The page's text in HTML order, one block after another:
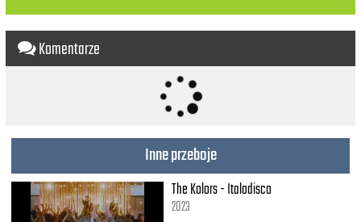
After a hurricane
Comes a rainbow
Maybe the reason why
Your heart will glow
And when it's time you know
You just gotta
Komentarze
Inne przeboje
The Kolors - Italodisco
2023